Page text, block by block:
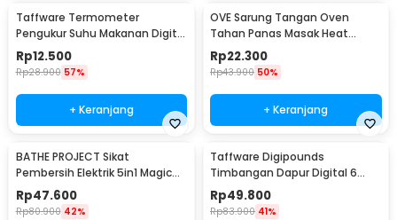
Taffware Termometer
Pengukur Suhu Makanan Digital
Daging Kopi Susu - TP101
Rp12.500
Rp28.900 57%
+ Keranjang
OVE Sarung Tangan Oven
Tahan Panas Masak Heat
Resistant Gloves - 540F
Rp22.300
Rp43.900 50%
+ Keranjang
BATHE PROJECT Sikat
Pembersih Elektrik 5in1 Magic
Brush Rechargeable - WQ8110
Rp47.600
Rp80.900 42%
Taffware Digipounds
Timbangan Dapur Digital 6
Satuan 1kg 0.1g - i2000
Rp49.800
Rp83.900 41%